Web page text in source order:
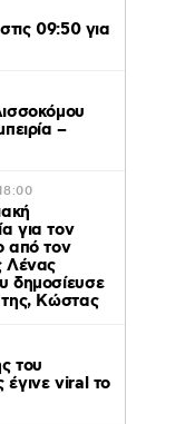
09:50 για
–
για τον
από τον
Λένας
δημοσίευσε
Κώστας
του
viral το